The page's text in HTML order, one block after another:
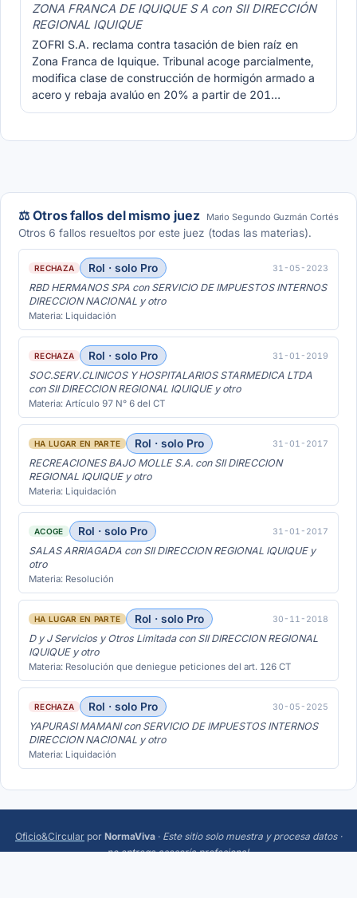
ZONA FRANCA DE IQUIQUE S A con SII DIRECCIÓN
REGIONAL IQUIQUE
ZOFRI S.A. reclama contra tasación de bien raíz en
Zona Franca de Iquique. Tribunal acoge parcialmente,
modifica clase de construcción de hormigón armado a
acero y rebaja avalúo en 20% a partir de 201…
⚖️ Otros fallos del mismo juez Mario Segundo Guzmán Cortés
Otros 6 fallos resueltos por este juez (todas las materias).
RECHAZA Rol · solo Pro 31-05-2023
RBD HERMANOS SPA con SERVICIO DE IMPUESTOS INTERNOS
DIRECCION NACIONAL y otro
Materia: Liquidación
RECHAZA Rol · solo Pro 31-01-2019
SOC.SERV.CLINICOS Y HOSPITALARIOS STARMEDICA LTDA
con SII DIRECCION REGIONAL IQUIQUE y otro
Materia: Artículo 97 N° 6 del CT
HA LUGAR EN PARTE Rol · solo Pro 31-01-2017
RECREACIONES BAJO MOLLE S.A. con SII DIRECCION
REGIONAL IQUIQUE y otro
Materia: Liquidación
ACOGE Rol · solo Pro 31-01-2017
SALAS ARRIAGADA con SII DIRECCION REGIONAL IQUIQUE y
otro
Materia: Resolución
HA LUGAR EN PARTE Rol · solo Pro 30-11-2018
D y J Servicios y Otros Limitada con SII DIRECCION REGIONAL
IQUIQUE y otro
Materia: Resolución que deniegue peticiones del art. 126 CT
RECHAZA Rol · solo Pro 30-05-2025
YAPURASI MAMANI con SERVICIO DE IMPUESTOS INTERNOS
DIRECCION NACIONAL y otro
Materia: Liquidación
Oficio&Circular por NormaViva · Este sitio solo muestra y procesa datos ·
no entrega asesoría profesional.